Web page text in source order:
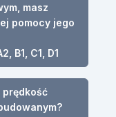
masz
pomocy jego
B1, C1, D1